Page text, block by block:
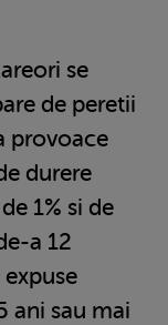
se
de peretii
provoace
durere
1% si de
a 12
ani sau mai